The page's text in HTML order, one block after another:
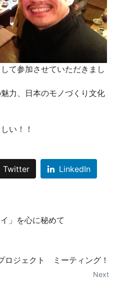
て参加させていただきまし
力、日本のモノづくり文化
い！！
Twitter LinkedIn
」を心に秘めて
ロジェクト ミーティング！
Next